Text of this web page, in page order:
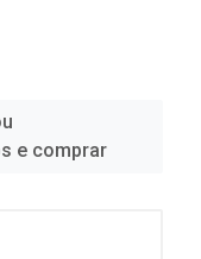
e comprar